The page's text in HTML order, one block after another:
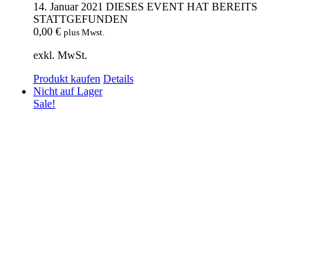
14. Januar 2021 DIESES EVENT HAT BEREITS
STATTGEFUNDEN
0,00 € plus Mwst.
exkl. MwSt.
Produkt kaufen Details
Nicht auf Lager
Sale!